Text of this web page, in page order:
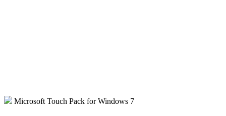
Microsoft Touch Pack for Windows 7